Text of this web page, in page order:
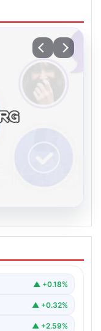
Çevrim içi
Chat
bağlantı
▲ +0.18%
▲ +0.32%
▲ +2.59%